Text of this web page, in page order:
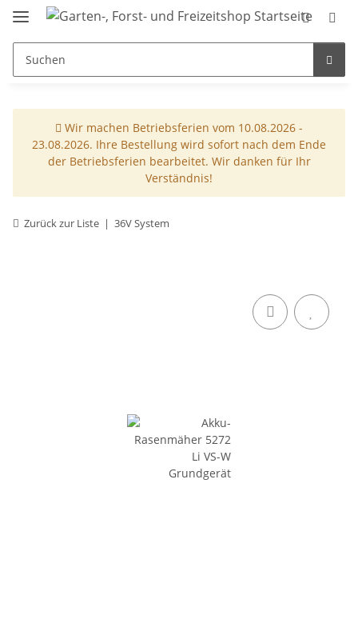
Wir machen Betriebsferien vom 10.08.2026 -
23.08.2026. Ihre Bestellung wird sofort nach dem Ende
der Betriebsferien bearbeitet. Wir danken für Ihr
Verständnis!
Zurück zur Liste 36V System